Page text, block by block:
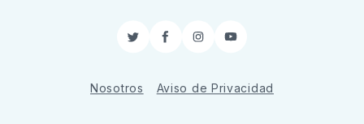
TwitterFacebook
InstagramYouTube
Nosotros Aviso de Privacidad